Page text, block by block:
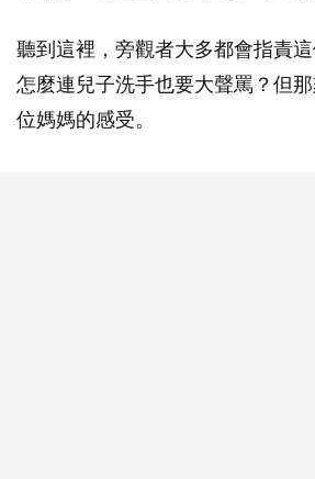
聽到這裡，旁觀者大多都會指責這
怎麼連兒子洗手也要大聲罵？但
位媽媽的感受。